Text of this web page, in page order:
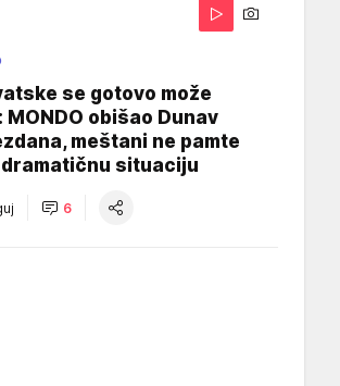
se gotovo može
MONDO obišao Dunav
meštani ne pamte
situaciju
6